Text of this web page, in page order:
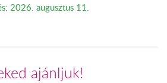
2026. augusztus 11.
ajánljuk!